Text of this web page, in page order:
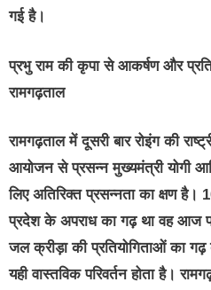
गई है।
प्रभु राम की कृपा से आकर्षण और
रामगढ़ताल
रामगढ़ताल में दूसरी बार रोइंग की
आयोजन से प्रसन्न मुख्यमंत्री योगी
लिए अतिरिक्त प्रसन्नता का क्षण है।
प्रदेश के अपराध का गढ़ था वह आज
जल क्रीड़ा की प्रतियोगिताओं का
यही वास्तविक परिवर्तन होता है।